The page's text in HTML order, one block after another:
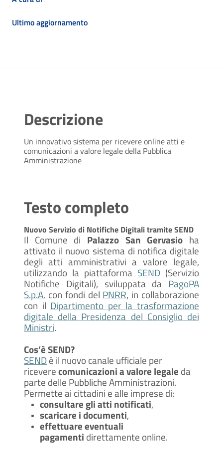
Ultimo aggiornamento
Descrizione
Un innovativo sistema per ricevere online atti e
comunicazioni a valore legale della Pubblica
Amministrazione
Testo completo
Nuovo Servizio di Notifiche Digitali tramite SEND
Il Comune di Palazzo San Gervasio ha
attivato il nuovo sistema di notifica digitale
degli atti amministrativi a valore legale,
utilizzando la piattaforma SEND (Servizio
Notifiche Digitali), sviluppata da PagoPA
S.p.A. con fondi del PNRR, in collaborazione
con il Dipartimento per la trasformazione
digitale della Presidenza del Consiglio dei
Ministri.
Cos’è SEND?
SENDè il nuovo canale ufficiale per
riceverecomunicazioni a valore legale da
parte delle Pubbliche Amministrazioni.
Permette ai cittadini e alle imprese di:
consultare gli atti notificati,
scaricare i documenti,
effettuare eventuali
pagamenti direttamente online.